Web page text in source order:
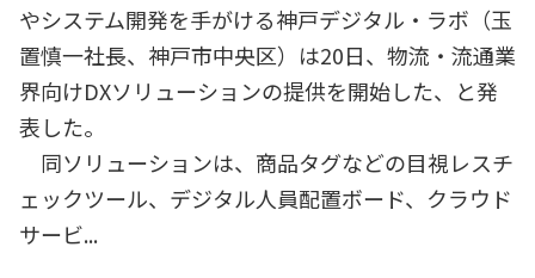
やシステム開発を手がける神戸デジタル・ラボ（玉
置慎一社長、神戸市中央区）は20日、物流・流通業
界向けDXソリューションの提供を開始した、と発
表した。
同ソリューションは、商品タグなどの目視レスチ
ェックツール、デジタル人員配置ボード、クラウド
サービ...